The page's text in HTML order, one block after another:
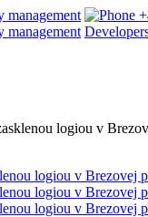
management
management
logiou v